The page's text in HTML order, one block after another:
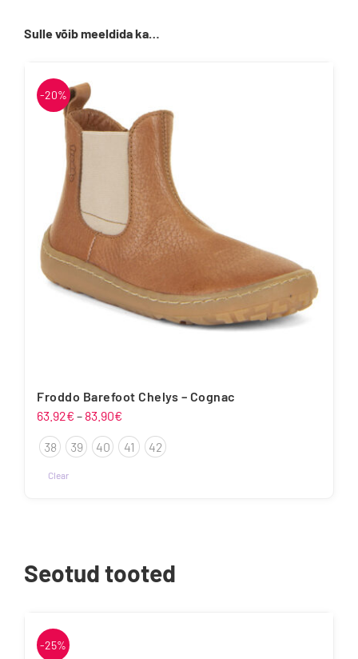
Sulle võib meeldida ka…
-20%
Froddo Barefoot Chelys – Cognac
63.92€ – 83.90€
63.92€
kuni
38 39 40 41 42
Clear
varianti.
teha
tootelehel.
Seotud tooted
-25%